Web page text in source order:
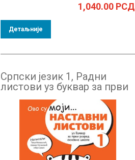
1,040.00РСД
Детаљније
Српски језик 1, Радни
листови уз буквар за први
разред НОВО